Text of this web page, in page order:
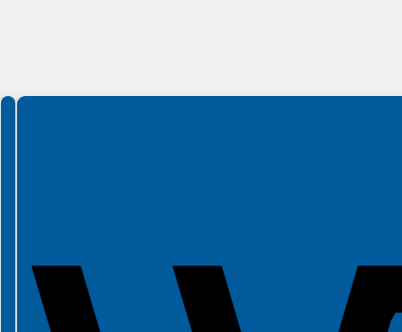
Spełniamy standardy WCAG 2.2
Spełniamy standardy W3C